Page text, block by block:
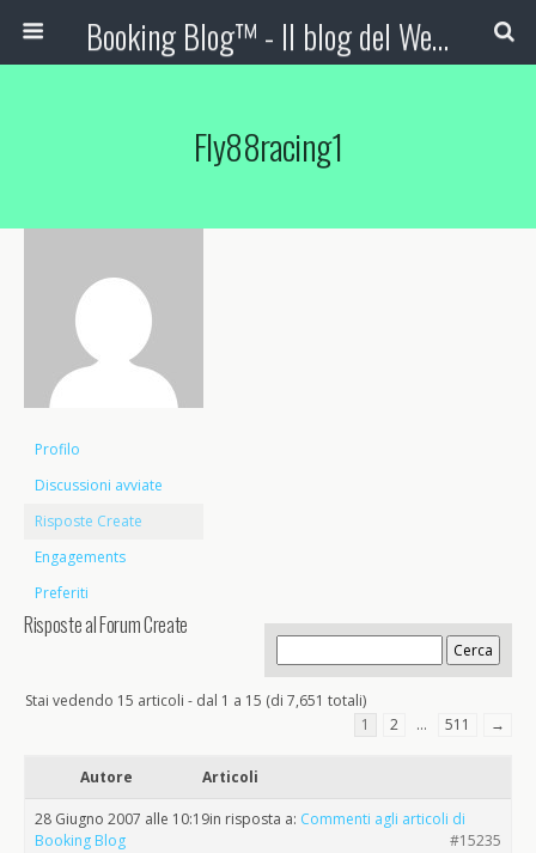
Booking Blog™ - Il blog del Web Marketing Turistico
Fly88racing1
Profilo
Discussioni avviate
Risposte Create
Engagements
Preferiti
Risposte al Forum Create
Stai vedendo 15 articoli - dal 1 a 15 (di 7,651 totali)
1
2 … 511 →
Autore Articoli
28 Giugno 2007 alle 10:19in risposta a: Commenti agli articoli di
Booking Blog
#15235